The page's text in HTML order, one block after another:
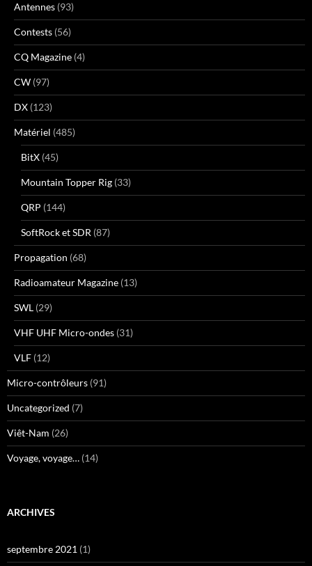
Antennes (93)
Contests (56)
CQ Magazine (4)
CW (97)
DX (123)
Matériel (485)
BitX (45)
Mountain Topper Rig (33)
QRP (144)
SoftRock et SDR (87)
Propagation (68)
Radioamateur Magazine (13)
SWL (29)
VHF UHF Micro-ondes (31)
VLF (12)
Micro-contrôleurs (91)
Uncategorized (7)
Viêt-Nam (26)
Voyage, voyage… (14)
ARCHIVES
septembre 2021 (1)